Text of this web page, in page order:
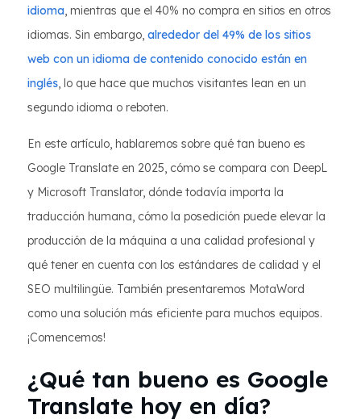
idioma, mientras que el 40% no compra en sitios en otros
idiomas. Sin embargo, alrededor del 49% de los sitios
web con un idioma de contenido conocido están en
inglés, lo que hace que muchos visitantes lean en un
segundo idioma o reboten.
En este artículo, hablaremos sobre qué tan bueno es
Google Translate en 2025, cómo se compara con DeepL
y Microsoft Translator, dónde todavía importa la
traducción humana, cómo la posedición puede elevar la
producción de la máquina a una calidad profesional y
qué tener en cuenta con los estándares de calidad y el
SEO multilingüe. También presentaremos MotaWord
como una solución más eficiente para muchos equipos.
¡Comencemos!
¿Qué tan bueno es Google
Translate hoy en día?